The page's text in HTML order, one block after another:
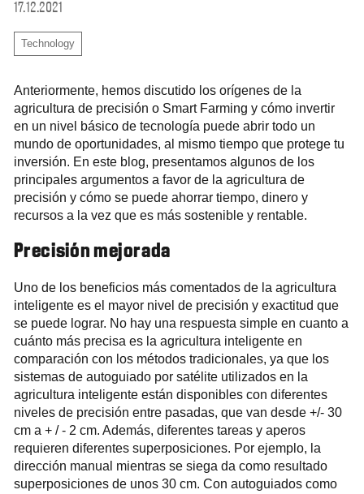
17.12.2021
Technology
Anteriormente, hemos discutido los orígenes de la
agricultura de precisión o Smart Farming y cómo invertir
en un nivel básico de tecnología puede abrir todo un
mundo de oportunidades, al mismo tiempo que protege tu
inversión. En este blog, presentamos algunos de los
principales argumentos a favor de la agricultura de
precisión y cómo se puede ahorrar tiempo, dinero y
recursos a la vez que es más sostenible y rentable.
Precisión mejorada
Uno de los beneficios más comentados de la agricultura
inteligente es el mayor nivel de precisión y exactitud que
se puede lograr. No hay una respuesta simple en cuanto a
cuánto más precisa es la agricultura inteligente en
comparación con los métodos tradicionales, ya que los
sistemas de autoguiado por satélite utilizados en la
agricultura inteligente están disponibles con diferentes
niveles de precisión entre pasadas, que van desde +/- 30
cm a + / - 2 cm. Además, diferentes tareas y aperos
requieren diferentes superposiciones. Por ejemplo, la
dirección manual mientras se siega da como resultado
superposiciones de unos 30 cm. Con autoguiados como